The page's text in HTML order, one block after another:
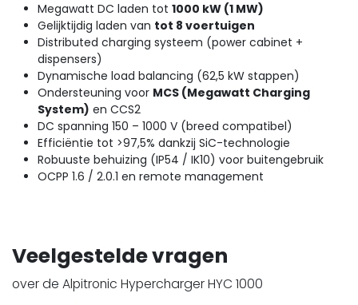
Megawatt DC laden tot 1000 kW (1 MW)
Gelijktijdig laden van tot 8 voertuigen
Distributed charging systeem (power cabinet +
dispensers)
Dynamische load balancing (62,5 kW stappen)
Ondersteuning voor MCS (Megawatt Charging
System) en CCS2
DC spanning 150 – 1000 V (breed compatibel)
Efficiëntie tot >97,5% dankzij SiC-technologie
Robuuste behuizing (IP54 / IK10) voor buitengebruik
OCPP 1.6 / 2.0.1 en remote management
Veelgestelde vragen
over de Alpitronic Hypercharger HYC 1000